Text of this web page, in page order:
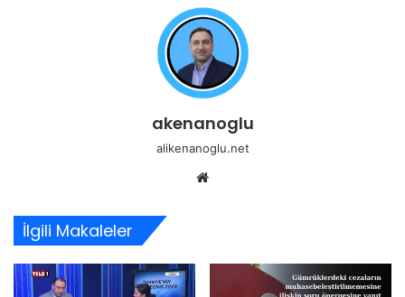
akenanoglu
alikenanoglu.net
İlgili Makaleler